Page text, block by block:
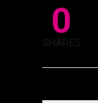
0
SHARES